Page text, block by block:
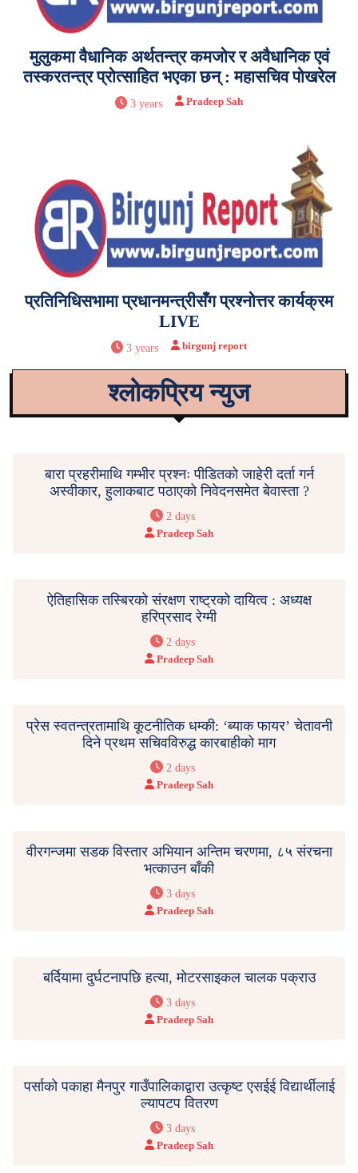
मुलुकमा वैधानिक अर्थतन्त्र कमजोर र अवैधानिक एवं
तस्करतन्त्र प्रोत्साहित भएका छन् : महासचिव पोखरेल
3 years Pradeep Sah
प्रतिनिधिसभामा प्रधानमन्त्रीसँग प्रश्नोत्तर कार्यक्रम
LIVE
3 years birgunj report
श्लोकप्रिय न्युज
बारा प्रहरीमाथि गम्भीर प्रश्नः पीडितको जाहेरी दर्ता गर्न
अस्वीकार, हुलाकबाट पठाएको निवेदनसमेत बेवास्ता ?
2 days
Pradeep Sah
ऐतिहासिक तस्बिरको संरक्षण राष्ट्रको दायित्व : अध्यक्ष
हरिप्रसाद रेग्मी
2 days
Pradeep Sah
प्रेस स्वतन्त्रतामाथि कूटनीतिक धम्की: ‘ब्याक फायर’ चेतावनी
दिने प्रथम सचिवविरुद्ध कारबाहीको माग
2 days
Pradeep Sah
वीरगन्जमा सडक विस्तार अभियान अन्तिम चरणमा, ८५ संरचना
भत्काउन बाँकी
3 days
Pradeep Sah
बर्दियामा दुर्घटनापछि हत्या, मोटरसाइकल चालक पक्राउ
3 days
Pradeep Sah
पर्साको पकाहा मैनपुर गाउँपालिकाद्वारा उत्कृष्ट एसईई विद्यार्थीलाई
ल्यापटप वितरण
3 days
Pradeep Sah